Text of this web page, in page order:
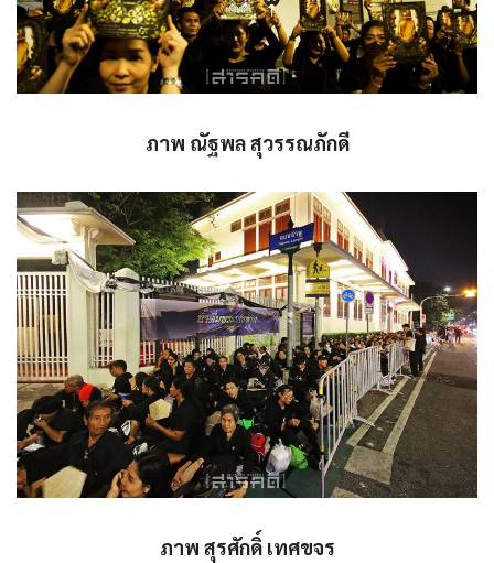
ภาพ ณัฐพล สุวรรณภักดี
ภาพ สุรศักดิ์ เทศขจร